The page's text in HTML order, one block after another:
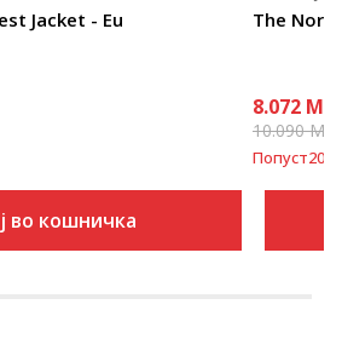
Jacket - Eu
во кошничка
The
8.072
10.090
Попуст20